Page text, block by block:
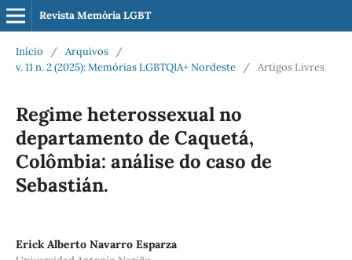
Revista Memória LGBT
Início / Arquivos
/
v. 11 n. 2 (2025): Memórias LGBTQIA+ Nordeste
/ Artigos Livres
Regime heterossexual no
departamento de Caquetá,
Colômbia: análise do caso de
Sebastián.
Erick Alberto Navarro Esparza